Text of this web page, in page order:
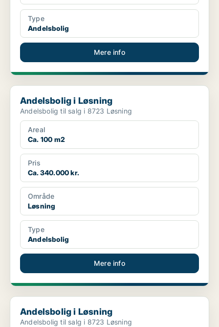
Type
Andelsbolig
Mere info
Andelsbolig i Løsning
Andelsbolig i Løsning
Andelsbolig til salg i 8723 Løsning
Areal
Ca. 100 m2
Pris
Ca. 340.000 kr.
Område
Løsning
Type
Andelsbolig
Mere info
Andelsbolig i Løsning
Andelsbolig i Løsning
Andelsbolig til salg i 8723 Løsning